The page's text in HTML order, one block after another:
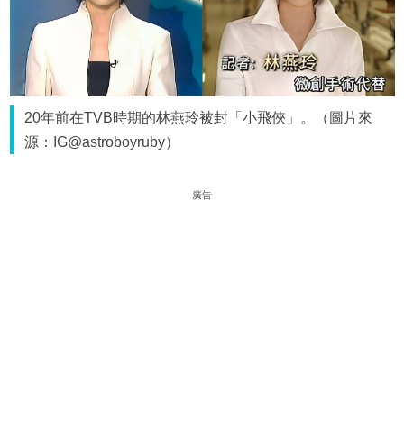
20年前在TVB時期的林燕玲被封「小飛俠」。（圖片來
源：IG@astroboyruby）
廣告